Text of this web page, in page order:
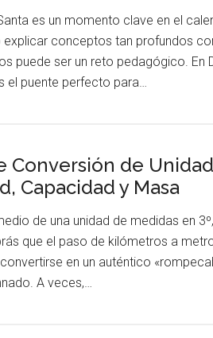
es un momento clave en el
explicar conceptos tan profundos
puede ser un reto pedagógico. En
el puente perfecto para…
Conversión de
Capacidad y Masa
de una unidad de medidas en
que el paso de kilómetros a
en un auténtico
A veces,…